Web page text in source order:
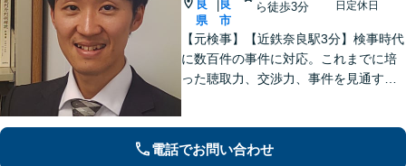
良
県
|良
市
ら徒歩3分
日定休日
【元検事】【近鉄奈良駅3分】検事時代
に数百件の事件に対応。これまでに培
った聴取力、交渉力、事件を見通す分
【法テラス利用可】
電話でお問い合わせ